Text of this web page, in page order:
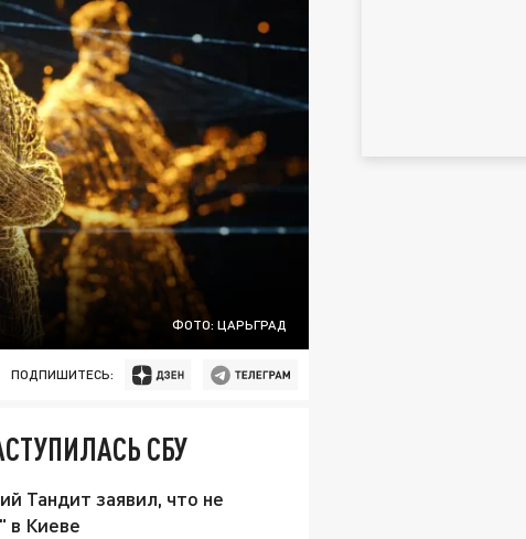
ФОТО: ЦАРЬГРАД
ПОДПИШИТЕСЬ:
СБУ
Тандит заявил, что не
в Киеве